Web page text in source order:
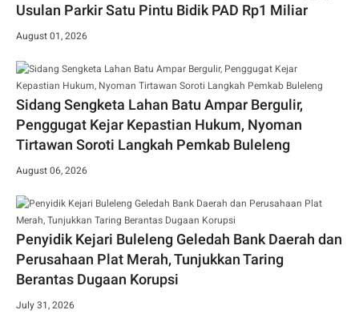
Usulan Parkir Satu Pintu Bidik PAD Rp1 Miliar
August 01, 2026
Sidang Sengketa Lahan Batu Ampar Bergulir,
Penggugat Kejar Kepastian Hukum, Nyoman
Tirtawan Soroti Langkah Pemkab Buleleng
August 06, 2026
Penyidik Kejari Buleleng Geledah Bank Daerah dan
Perusahaan Plat Merah, Tunjukkan Taring
Berantas Dugaan Korupsi
July 31, 2026